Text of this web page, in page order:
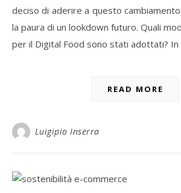
deciso di aderire a questo
la paura di un lookdown futuro. Quali
per il Digital Food sono stati adottati? In
READ MORE
Luigipio Inserra